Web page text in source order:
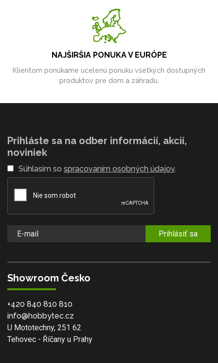
NAJŠIRŠIA PONUKA V EURÓPE
Klientom ponúkame ucelenú ponuku všetkých dostupných
produktov pre dom a záhradu.
Prihláste sa na odber informácií, akcií,
noviniek
Súhlasím so spracovaním osobných údajov.
Prihlásiť sa
Showroom Česko
+420 840 810 810
info@hobbytec.cz
U Mototechny, 251 62
Tehovec - Říčany u Prahy